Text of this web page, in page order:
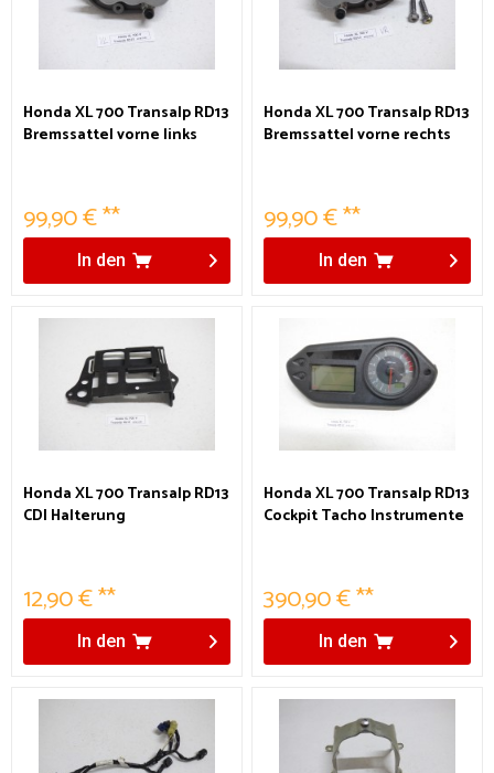
Honda XL 700 Transalp RD13
Bremssattel vorne links
99,90 € **
In den
Honda XL 700 Transalp RD13
Bremssattel vorne rechts
99,90 € **
In den
Honda XL 700 Transalp RD13
CDI Halterung
12,90 € **
In den
Honda XL 700 Transalp RD13
Cockpit Tacho Instrumente
390,90 € **
In den